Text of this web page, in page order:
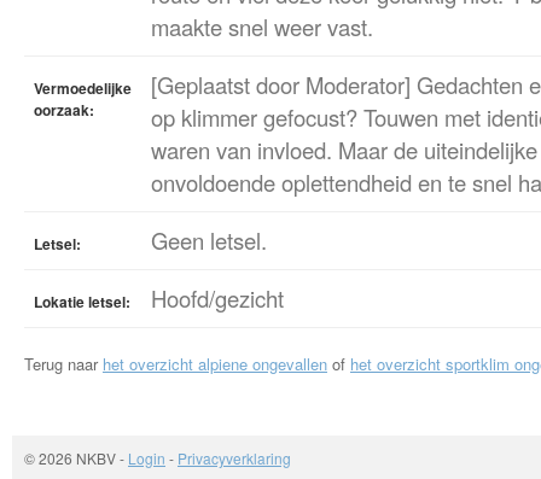
maakte snel weer vast.
Vermoedelijke
oorzaak:
[Geplaatst door Moderator] Gedachten
op klimmer gefocust? Touwen met
waren van invloed. Maar de
onvoldoende oplettendheid en te snel
Letsel: Geen letsel.
Lokatie letsel: Hoofd/gezicht
Terug naar het overzicht alpiene ongevallen of het overzicht sportklim
© 2026 NKBV- Login - Privacyverklaring